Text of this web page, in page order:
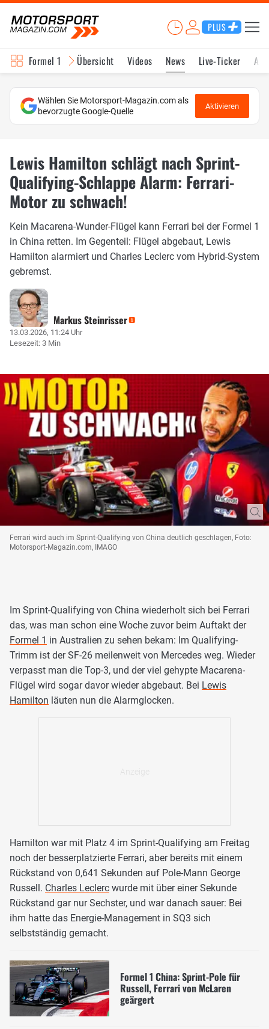
PLUS
Formel 1 Übersicht Videos News Live-Ticker
Wählen Sie Motorsport-Magazin.com als
bevorzugte Google-Quelle
Aktivieren
Lewis Hamilton schlägt nach Sprint-
Qualifying-Schlappe Alarm: Ferrari-
Motor zu schwach!
Kein Macarena-Wunder-Flügel kann Ferrari bei der Formel 1
in China retten. Im Gegenteil: Flügel abgebaut, Lewis
Hamilton alarmiert und Charles Leclerc vom Hybrid-System
gebremst.
Markus Steinrisser
13.03.2026, 11:24 Uhr
Lesezeit: 3 Min
Ferrari wird auch im Sprint-Qualifying von China deutlich geschlagen, Foto:
Motorsport-Magazin.com, IMAGO
Im Sprint-Qualifying von China wiederholt sich bei Ferrari
das, was man schon eine Woche zuvor beim Auftakt der
Formel 1 in Australien zu sehen bekam: Im Qualifying-
Trimm ist der SF-26 meilenweit von Mercedes weg. Wieder
verpasst man die Top-3, und der viel gehypte Macarena-
Flügel wird sogar davor wieder abgebaut. Bei Lewis
Hamilton läuten nun die Alarmglocken.
Hamilton war mit Platz 4 im Sprint-Qualifying am Freitag
noch der besserplatzierte Ferrari, aber bereits mit einem
Rückstand von 0,641 Sekunden auf Pole-Mann George
Russell. Charles Leclerc wurde mit über einer Sekunde
Rückstand gar nur Sechster, und war danach sauer: Bei
ihm hatte das Energie-Management in SQ3 sich
selbstständig gemacht.
Formel 1 China: Sprint-Pole für
Russell, Ferrari von McLaren
geärgert